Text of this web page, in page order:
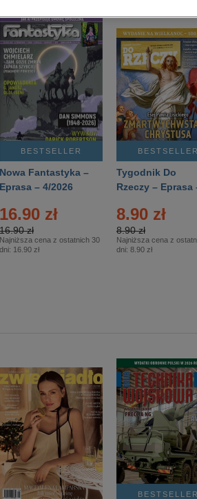
BESTSELLER
Nowa Fantastyka –
Eprasa – 4/2026
16.90 zł
16.90 zł
Najniższa cena z ostatnich 30
dni: 16.90 zł
BESTSELLER
Tygodnik Do
Rzeczy – Eprasa
8.90 zł
8.90 zł
Najniższa cena z
dni: 8.90 zł
BESTSELLER